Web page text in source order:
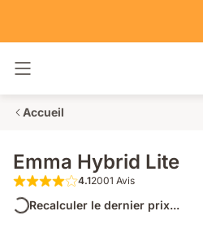
Accueil
Emma Hybrid Lite
4.1 étoiles sur 5 2001 Avis
4.12001 Avis
Recalculer le dernier prix...